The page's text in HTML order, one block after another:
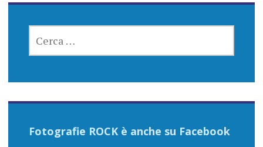
PER:
Fotografie ROCK è anche su Facebook